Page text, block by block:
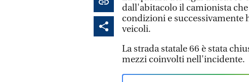
dall'abitacolo il camionista
condizioni e successivamente
veicoli.
La strada statale 66 è stata
mezzi coinvolti nell'incidente.